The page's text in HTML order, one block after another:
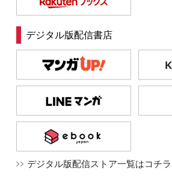
デジタル版配信書店
デジタル版配信ストア一覧はコチラ